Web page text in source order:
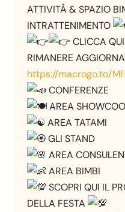
ATTIVITÀ & SPAZIO
INTRATTENIMENTO
CLICCA
RIMANERE
https://macrogo.to/
CONFERENZE
AREA
AREA TATAMI
GLI STAND
AREA
AREA BIMBI
SCOPRI QUI IL
DELLA FESTA